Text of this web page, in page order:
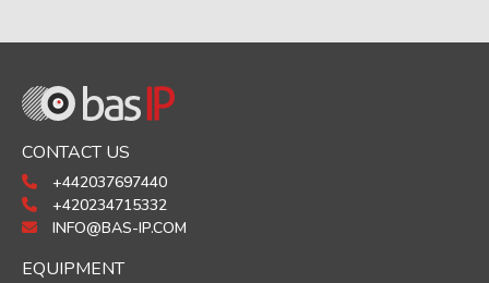
CONTACT US
+442037697440
+420234715332
INFO@BAS-IP.COM
EQUIPMENT